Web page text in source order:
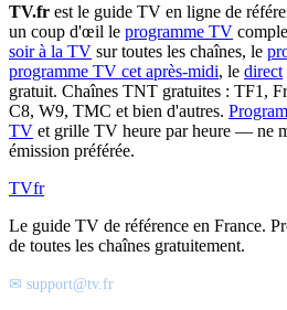
TV.fr est le guide TV en ligne de
un coup d'œil le programme TV
soir à la TV sur toutes les chaînes, le
programme TV cet après-midi, le direct
gratuit. Chaînes TNT gratuites : TF1,
C8, W9, TMC et bien d'autres.
TV et grille TV heure par heure — ne
émission préférée.
TVfr
Le guide TV de référence en France.
de toutes les chaînes gratuitement.
✉ support@tv.fr